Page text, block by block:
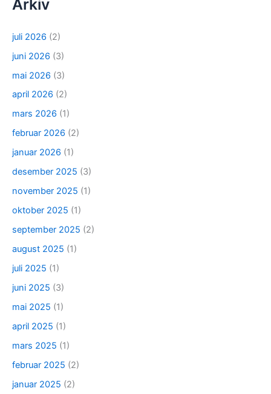
Arkiv
juli 2026 (2)
juni 2026 (3)
mai 2026 (3)
april 2026 (2)
mars 2026 (1)
februar 2026 (2)
januar 2026 (1)
desember 2025 (3)
november 2025 (1)
oktober 2025 (1)
september 2025 (2)
august 2025 (1)
juli 2025 (1)
juni 2025 (3)
mai 2025 (1)
april 2025 (1)
mars 2025 (1)
februar 2025 (2)
januar 2025 (2)